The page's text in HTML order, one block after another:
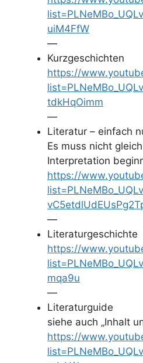
uiM4FfW
—
Kurzgeschichten
https://
tdkHqOimm
—
Literatur – einfach
Es muss nicht
Interpretation
https://
—
Literaturgeschichte
https://
mqa9u
—
Literaturguide
siehe auch „Inhalt
https://